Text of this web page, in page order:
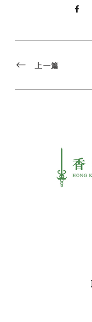
上一篇